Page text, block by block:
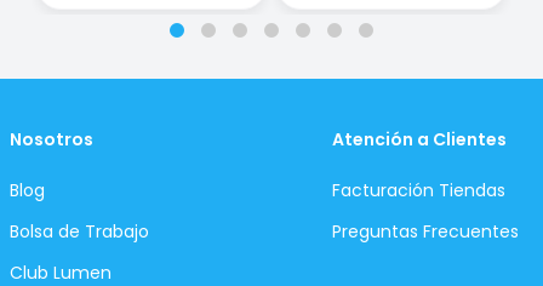
Nosotros
Blog
Bolsa de Trabajo
Club Lumen
Atención a Clientes
Facturación Tiendas
Preguntas Frecuentes